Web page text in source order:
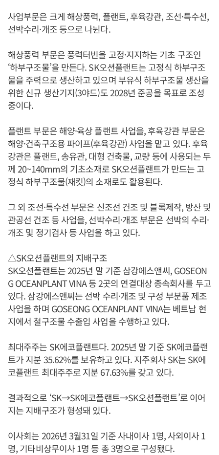
사업부문은 크게 해상풍력, 플랜트, 후육강관, 조선·특수선,
선박수리·개조 등으로 나뉜다.
해상풍력 부문은 풍력터빈을 고정·지지하는 기초 구조인
‘하부구조물’을 만든다. SK오션플랜트는 고정식 하부구조
물을 주력으로 생산하고 있으며 부유식 하부구조물 생산을
위한 신규 생산기지(3야드)도 2028년 준공을 목표로 조성
중이다.
플랜트 부문은 해양·육상 플랜트 사업을, 후육강관 부문은
해양·건축구조용 파이프(후육강관) 사업을 맡고 있다. 후육
강관은 플랜트, 송유관, 대형 건축물, 교량 등에 사용되는 두
께 20~140mm의 기초소재로 SK오션플랜트가 만드는 고
정식 하부구조물(재킷)의 소재로도 활용된다.
그 외 조선·특수선 부문은 신조선 건조 및 블록제작, 방산 및
관공선 건조 등 사업을, 선박수리·개조 부문은 선박의 수리·
개조 및 정기검사 등 사업을 하고 있다.
△SK오션플랜트의 지배구조
SK오션플랜트는 2025년 말 기준 삼강에스앤씨, GOSEON
G OCEANPLANT VINA 등 2곳의 연결대상 종속회사를 두고
있다. 삼강에스앤씨는 선박 수리·개조 및 구성 부분품 제조
사업을 하며 GOSEONG OCEANPLANT VINA는 베트남 현
지에서 철구조물 수출입 사업을 수행하고 있다.
최대주주는 SK에코플랜트다. 2025년 말 기준 SK에코플랜
트가 지분 35.62%를 보유하고 있다. 지주회사 SK는 SK에
코플랜트 최대주주로 지분 67.63%를 갖고 있다.
결과적으로 ‘SK→SK에코플랜트→SK오션플랜트’로 이어
지는 지배구조가 형성돼 있다.
이사회는 2026년 3월31일 기준 사내이사 1명, 사외이사 1
명, 기타비상무이사 1명 등 총 3명으로 구성됐다.